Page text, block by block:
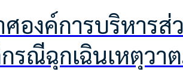
รณีฉุกเฉินเหตุวา